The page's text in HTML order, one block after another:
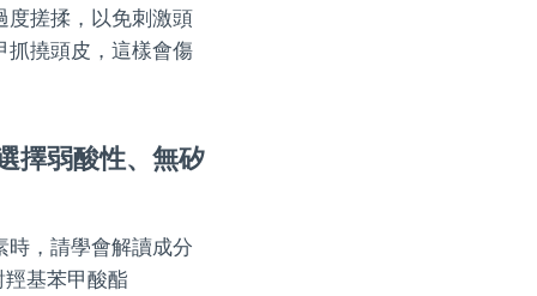
度搓揉，以免刺激頭
抓撓頭皮，這樣會傷
擇弱酸性、無矽
，請學會解讀成分
基苯甲酸酯